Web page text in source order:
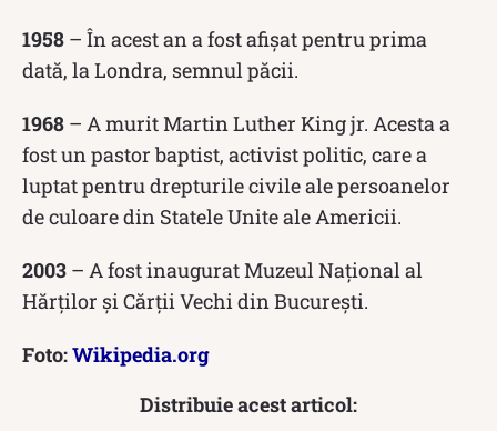
1958 – În acest an a fost afișat pentru prima
dată, la Londra, semnul păcii.
1968 – A murit Martin Luther King jr. Acesta a
fost un pastor baptist, activist politic, care a
luptat pentru drepturile civile ale persoanelor
de culoare din Statele Unite ale Americii.
2003 – A fost inaugurat Muzeul Național al
Hărților și Cărții Vechi din București.
Foto:Wikipedia.org
Distribuie acest articol: